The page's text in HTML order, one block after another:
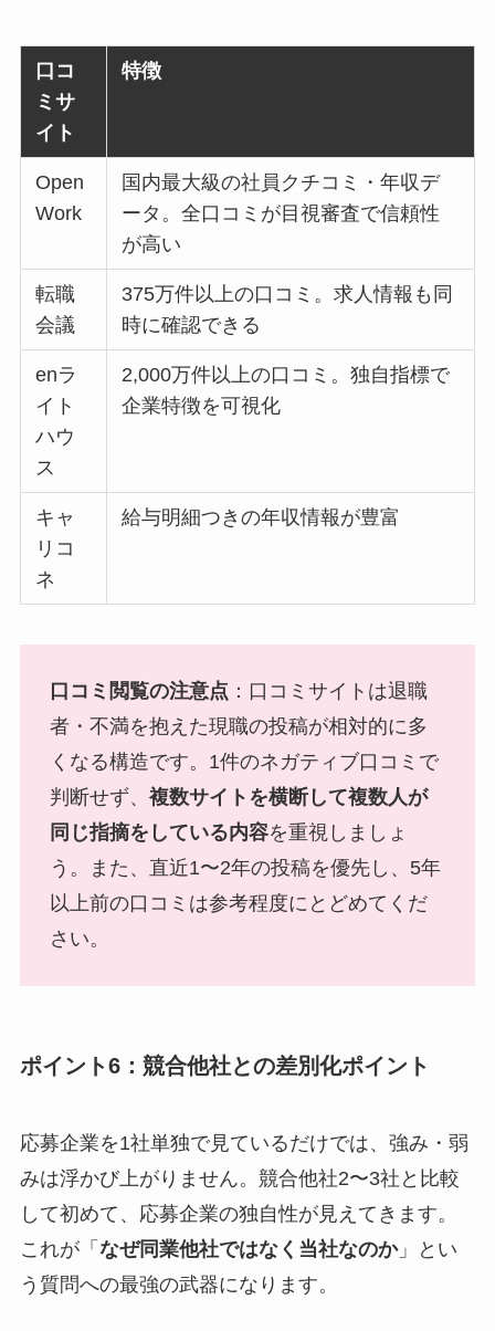
口コ
ミサ
イト
特徴
Open
Work
国内最大級の社員クチコミ・年収デ
ータ。全口コミが目視審査で信頼性
が高い
転職
会議
375万件以上の口コミ。求人情報も同
時に確認できる
enラ
イト
ハウ
ス
2,000万件以上の口コミ。独自指標で
企業特徴を可視化
キャ
リコ
ネ
給与明細つきの年収情報が豊富
口コミ閲覧の注意点 ：口コミサイトは退職
者・不満を抱えた現職の投稿が相対的に多
くなる構造です。1件のネガティブ口コミで
判断せず、 複数サイトを横断して複数人が
同じ指摘をしている内容を重視しましょ
う。また、直近1〜2年の投稿を優先し、5年
以上前の口コミは参考程度にとどめてくだ
さい。
ポイント6：競合他社との差別化ポイント
応募企業を1社単独で見ているだけでは、強み・弱
みは浮かび上がりません。競合他社2〜3社と比較
して初めて、応募企業の独自性が見えてきます。
これが「 なぜ同業他社ではなく当社なのか」とい
う質問への最強の武器になります。